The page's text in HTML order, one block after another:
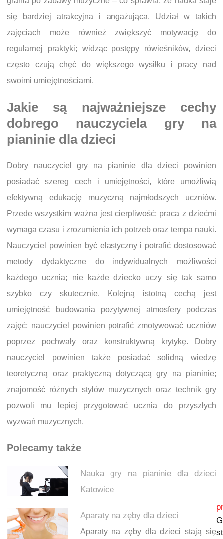
się bardziej atrakcyjna i angażująca. Udział w takich
zajęciach może również zwiększyć motywację do
regularnej praktyki; widząc postępy rówieśników, dzieci
często czują chęć do większego wysiłku i pracy nad
swoimi umiejętnościami.
Jakie są najważniejsze cechy
dobrego nauczyciela gry na
pianinie dla dzieci
Dobry nauczyciel gry na pianinie dla dzieci powinien
posiadać szereg cech i umiejętności, które umożliwią
efektywną edukację muzyczną najmłodszych uczniów.
Przede wszystkim ważna jest cierpliwość; praca z dziećmi
wymaga czasu i zrozumienia ich potrzeb oraz tempa nauki.
Nauczyciel powinien być elastyczny i potrafić dostosować
metody dydaktyczne do indywidualnych możliwości
każdego ucznia; nie każde dziecko uczy się tak samo
szybko czy skutecznie. Kolejną istotną cechą jest
umiejętność budowania pozytywnej atmosfery podczas
zajęć; nauczyciel powinien potrafić zmotywować uczniów
poprzez pochwały oraz konstruktywną krytykę. Dobry
nauczyciel powinien także posiadać solidną wiedzę
teoretyczną oraz praktyczną dotyczącą gry na pianinie;
znajomość różnych stylów muzycznych oraz technik gry
pozwoli mu lepiej przygotować ucznia do przyszłych
wyzwań muzycznych.
Polecamy także
Nauka gry na pianinie dla dzieci
Katowice
Aparaty na zęby dla dzieci
Aparaty na zęby dla dzieci stają się